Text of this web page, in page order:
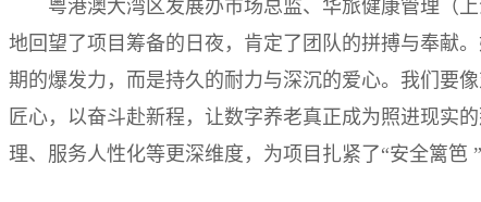
粤港澳大湾区发展办市场总监、华旅健康管理（
地回望了项目筹备的日夜，肯定了团队的拼搏与奉献
期的爆发力，而是持久的耐力与深沉的爱心。我们要
匠心，以奋斗赴新程，让数字养老真正成为照进现实
理、服务人性化等更深维度，为项目扎紧了“安全篱笆 ”